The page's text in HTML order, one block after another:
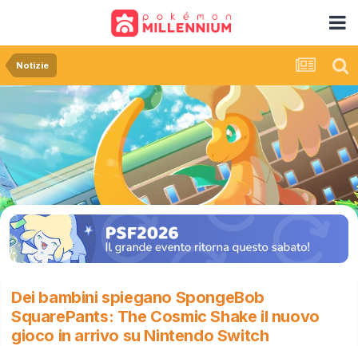
Notizie
Dei bambini spiegano SpongeBob
SquarePants: The Cosmic Shake il nuovo
gioco in arrivo su Nintendo Switch